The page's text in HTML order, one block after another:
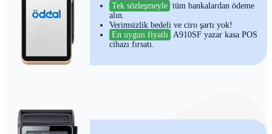
Tek sözleşmeyle tüm bankalardan ödeme
alın.
Verimsizlik bedeli ve ciro şartı yok!
En uygun fiyatlı
A910SF yazar kasa POS
cihazı fırsatı.